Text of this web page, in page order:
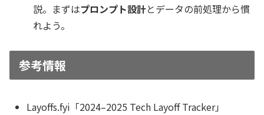
説。まずはプロンプト設計とデータの前処理から慣
れよう。
参考情報
Layoffs.fyi「2024–2025 Tech Layoff Tracker」